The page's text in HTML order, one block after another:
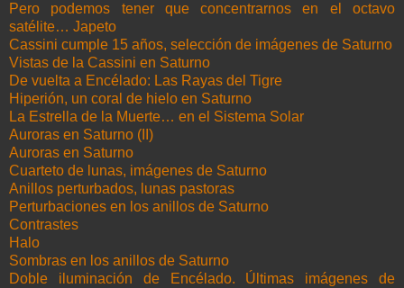
Pero podemos tener que concentrarnos en el octavo
satélite… Japeto
Cassini cumple 15 años, selección de imágenes de Saturno
Vistas de la Cassini en Saturno
De vuelta a Encélado: Las Rayas del Tigre
Hiperión, un coral de hielo en Saturno
La Estrella de la Muerte… en el Sistema Solar
Auroras en Saturno (II)
Auroras en Saturno
Cuarteto de lunas, imágenes de Saturno
Anillos perturbados, lunas pastoras
Perturbaciones en los anillos de Saturno
Contrastes
Halo
Sombras en los anillos de Saturno
Doble iluminación de Encélado. Últimas imágenes de